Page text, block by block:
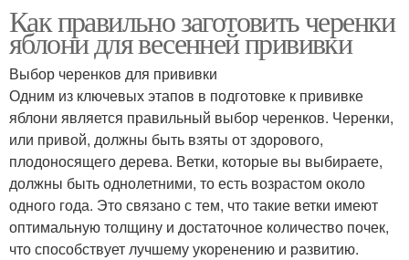
Как правильно заготовить черенки
яблони для весенней прививки
Выбор черенков для прививки
Одним из ключевых этапов в подготовке к прививке
яблони является правильный выбор черенков. Черенки,
или привой, должны быть взяты от здорового,
плодоносящего дерева. Ветки, которые вы выбираете,
должны быть однолетними, то есть возрастом около
одного года. Это связано с тем, что такие ветки имеют
оптимальную толщину и достаточное количество почек,
что способствует лучшему укоренению и развитию.